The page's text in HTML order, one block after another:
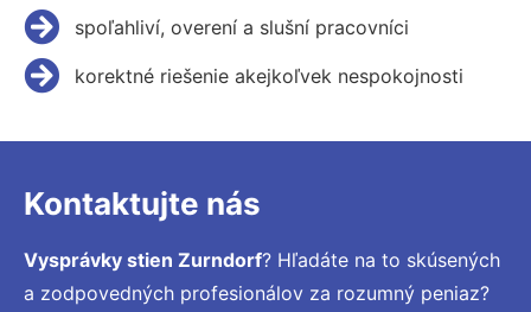
spoľahliví, overení a slušní pracovníci
korektné riešenie akejkoľvek nespokojnosti
Kontaktujte nás
Vysprávky stien Zurndorf? Hľadáte na to skúsených
a zodpovedných profesionálov za rozumný peniaz?